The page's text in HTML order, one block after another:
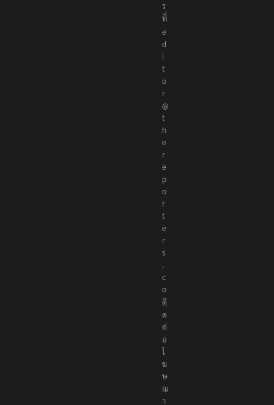
ร
ที่
e
d
i
t
o
r
@
t
h
e
r
e
p
o
r
t
e
r
s
.
c
o
ติ
ด
ต่
อ
โ
ฆ
ษ
ณ
า